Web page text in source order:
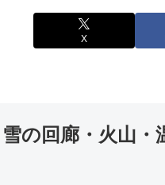
X
雪の回廊・火山